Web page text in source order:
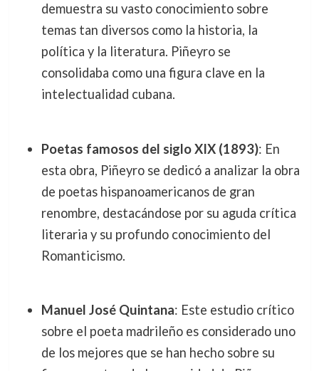
demuestra su vasto conocimiento sobre
temas tan diversos como la historia, la
política y la literatura. Piñeyro se
consolidaba como una figura clave en la
intelectualidad cubana.
Poetas famosos del siglo XIX (1893): En
esta obra, Piñeyro se dedicó a analizar la obra
de poetas hispanoamericanos de gran
renombre, destacándose por su aguda crítica
literaria y su profundo conocimiento del
Romanticismo.
Manuel José Quintana: Este estudio crítico
sobre el poeta madrileño es considerado uno
de los mejores que se han hecho sobre su